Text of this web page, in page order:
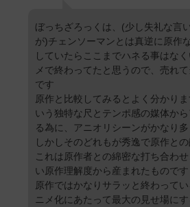
ぼっちざろっくは、(少し失礼な言
が)チェンソーマンとは真逆に原作
していたらここまでハネる事はな
メで終わってたと思うので、売れ
です
原作と比較してみるとよく分かり
いう独特な尺とテンポ感の媒体か
る為に、アニオリシーンがかなり多
しかしそのどれもが秀逸で原作との
これは原作者との綿密な打ち合わ
い原作理解度から産まれたものです
原作ではかなりサラッと終わって
ニメ化にあたって最大の見せ場に